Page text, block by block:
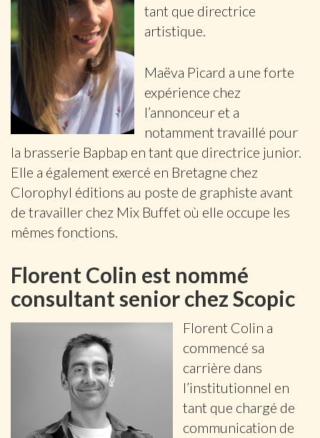
tant que directrice
artistique.
Maëva Picard a une forte
expérience chez
l’annonceur et a
notamment travaillé pour
la brasserie Bapbap en tant que directrice junior.
Elle a également exercé en Bretagne chez
Clorophyl éditions au poste de graphiste avant
de travailler chez Mix Buffet où elle occupe les
mêmes fonctions.
Florent Colin est nommé
consultant senior chez Scopic
Florent Colin a
commencé sa
carrière dans
l’institutionnel en
tant que chargé de
communication de